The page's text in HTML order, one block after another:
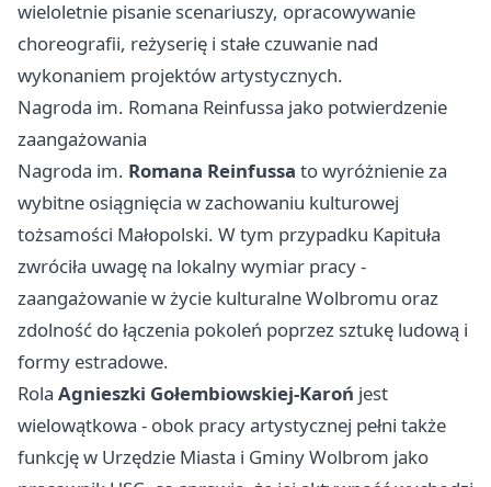
wieloletnie pisanie scenariuszy, opracowywanie
choreografii, reżyserię i stałe czuwanie nad
wykonaniem projektów artystycznych.
Nagroda im. Romana Reinfussa jako potwierdzenie
zaangażowania
Nagroda im. Romana Reinfussa to wyróżnienie za
wybitne osiągnięcia w zachowaniu kulturowej
tożsamości Małopolski. W tym przypadku Kapituła
zwróciła uwagę na lokalny wymiar pracy -
zaangażowanie w życie kulturalne Wolbromu oraz
zdolność do łączenia pokoleń poprzez sztukę ludową i
formy estradowe.
Rola Agnieszki Gołembiowskiej-Karoń jest
wielowątkowa - obok pracy artystycznej pełni także
funkcję w Urzędzie Miasta i Gminy Wolbrom jako